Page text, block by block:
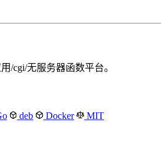
/cgi/无服务器函数平台。
deb Docker MIT